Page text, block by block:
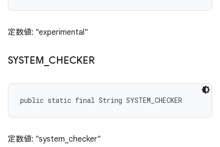
定数値: "experimental"
SYSTEM CHECKER
public static final String SYSTEM_CHECKER
定数値: "system_checker"